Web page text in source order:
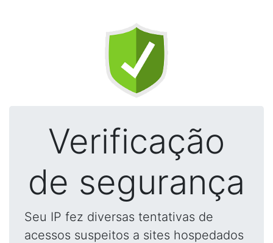
Verificação
de segurança
Seu IP fez diversas tentativas de
acessos suspeitos a sites hospedados